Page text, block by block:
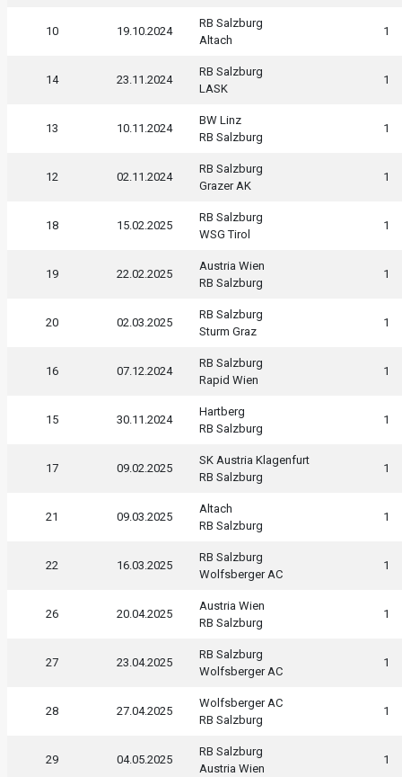
10 19.10.2024
RB Salzburg
Altach
1
14 23.11.2024
RB Salzburg
LASK
1
13 10.11.2024
BW Linz
RB Salzburg
1
12 02.11.2024
RB Salzburg
Grazer AK
1
18 15.02.2025
RB Salzburg
WSG Tirol
1
19 22.02.2025
Austria Wien
RB Salzburg
1
20 02.03.2025
RB Salzburg
Sturm Graz
1
16 07.12.2024
RB Salzburg
Rapid Wien
1
15 30.11.2024
Hartberg
RB Salzburg
1
17 09.02.2025
SK Austria Klagenfurt
RB Salzburg
1
21 09.03.2025
Altach
RB Salzburg
1
22 16.03.2025
RB Salzburg
Wolfsberger AC
1
26 20.04.2025
Austria Wien
RB Salzburg
1
27 23.04.2025
RB Salzburg
Wolfsberger AC
1
28 27.04.2025
Wolfsberger AC
RB Salzburg
1
29 04.05.2025
RB Salzburg
Austria Wien
1